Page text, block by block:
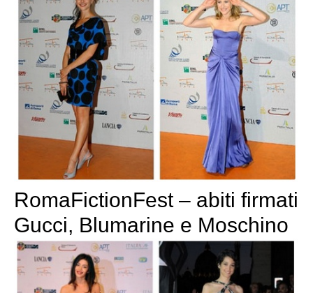
RomaFictionFest – abiti firmati
Gucci, Blumarine e Moschino